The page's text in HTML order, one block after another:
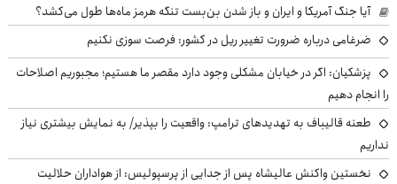
آیا جنگ آمریکا و ایران و باز شدن بن‌بست تنگه هرمز ماه‌ها طول می‌کشد؟
ضرغامی درباره ضرورت تغییر ریل در کشور: فرصت سوزی نکنیم
پزشکیان: اگر در خیابان مشکلی وجود دارد مقصر ما هستیم؛ مجبوریم اصلاحات
را انجام دهیم
طعنه قالیباف به تهدیدهای ترامپ: واقعیت را بپذیر/ به نمایش بیشتری نیاز
نداریم
نخستین واکنش عالیشاه پس از جدایی از پرسپولیس: از هواداران حلالیت